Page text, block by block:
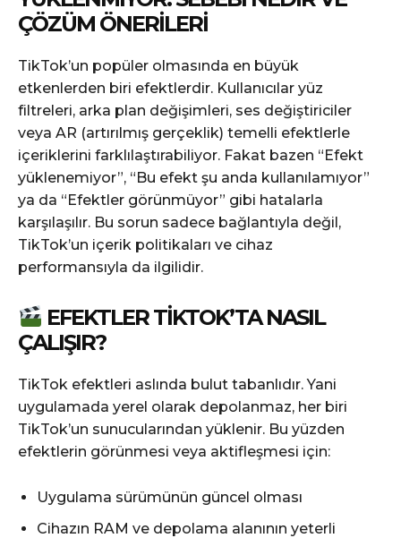
ÇÖZÜM ÖNERILERI
TikTok’un popüler olmasında en büyük
etkenlerden biri efektlerdir. Kullanıcılar yüz
filtreleri, arka plan değişimleri, ses değiştiriciler
veya AR (artırılmış gerçeklik) temelli efektlerle
içeriklerini farklılaştırabiliyor. Fakat bazen “Efekt
yüklenemiyor”, “Bu efekt şu anda kullanılamıyor”
ya da “Efektler görünmüyor” gibi hatalarla
karşılaşılır. Bu sorun sadece bağlantıyla değil,
TikTok’un içerik politikaları ve cihaz
performansıyla da ilgilidir.
EFEKTLER TIKTOK’TA NASIL
ÇALIŞIR?
TikTok efektleri aslında bulut tabanlıdır. Yani
uygulamada yerel olarak depolanmaz, her biri
TikTok’un sunucularından yüklenir. Bu yüzden
efektlerin görünmesi veya aktifleşmesi için:
Uygulama sürümünün güncel olması
Cihazın RAM ve depolama alanının yeterli